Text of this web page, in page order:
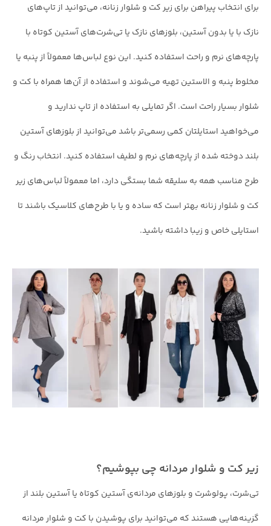
برای انتخاب پیراهن برای زیر کت و شلوار زنانه، می‌توانید از تاپ‌های
نازک با یا بدون آستین، بلوزهای نازک یا تی‌شرت‌های آستین کوتاه با
پارچه‌های نرم و راحت استفاده کنید. این نوع لباس‌ها معمولاً از پنبه یا
مخلوط پنبه و الاستین تهیه می‌شوند و استفاده از آن‌ها همراه با کت و
شلوار بسیار راحت است. اگر تمایلی به استفاده از تاپ ندارید و
می‌خواهید استایلتان کمی رسمی‌تر باشد می‌توانید از بلوز‌های آستین
بلند دوخته شده از پارچه‌های نرم و لطیف استفاده کنید. انتخاب رنگ و
طرح مناسب همه به سلیقه شما بستگی دارد، اما معمولاً لباس‌های زیر
کت و شلوار زنانه بهتر است که ساده و یا با طرح‌های کلاسیک باشند تا
استایلی خاص و زیبا داشته باشید.
زیر کت و شلوار مردانه چی بپوشیم؟
تی‌شرت، پولوشرت و بلوزهای مردانه‌ی آستین کوتاه یا آستین بلند از
گزینه‌هایی هستند که می‌توانید برای پوشیدن با کت و شلوار مردانه